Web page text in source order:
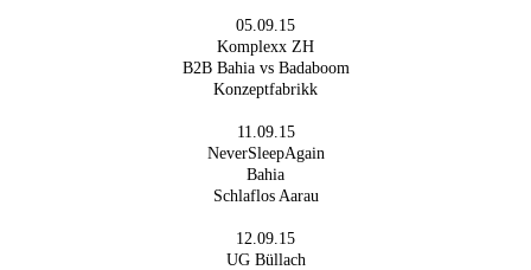
05.09.15
Komplexx ZH
B2B Bahia vs Badaboom
Konzeptfabrikk
11.09.15
NeverSleepAgain
Bahia
Schlaflos Aarau
12.09.15
UG Büllach